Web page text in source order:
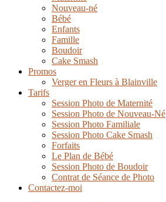
Nouveau-né
Bébé
Enfants
Famille
Boudoir
Cake Smash
Promos
Verger en Fleurs à Blainville
Tarifs
Session Photo de Maternité
Session Photo de Nouveau-Né
Session Photo Familiale
Session Photo Cake Smash
Forfaits
Le Plan de Bébé
Session Photo de Boudoir
Contrat de Séance de Photo
Contactez-moi